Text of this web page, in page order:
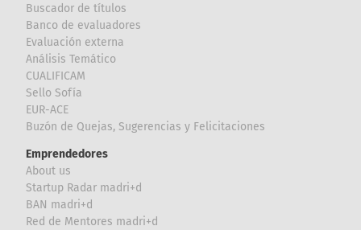
Buscador de títulos
Banco de evaluadores
Evaluación externa
Análisis Temático
CUALIFICAM
Sello Sofía
EUR-ACE
Buzón de Quejas, Sugerencias y Felicitaciones
Emprendedores
About us
Startup Radar madri+d
BAN madri+d
Red de Mentores madri+d